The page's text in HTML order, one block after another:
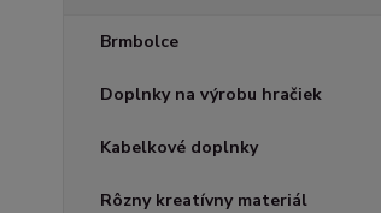
Brmbolce
Doplnky na výrobu hračiek
Kabelkové doplnky
Rôzny kreatívny materiál